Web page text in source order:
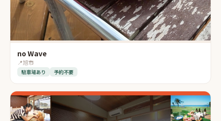
no Wave
📍旭市
駐車場あり 予約不要